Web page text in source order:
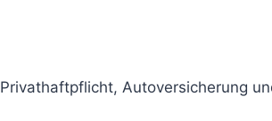
Autoversicherung